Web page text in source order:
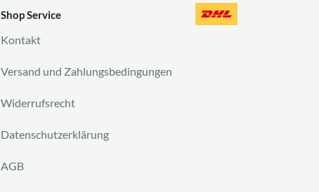
Shop Service
Kontakt
Versand und Zahlungsbedingungen
Widerrufsrecht
Datenschutzerklärung
AGB